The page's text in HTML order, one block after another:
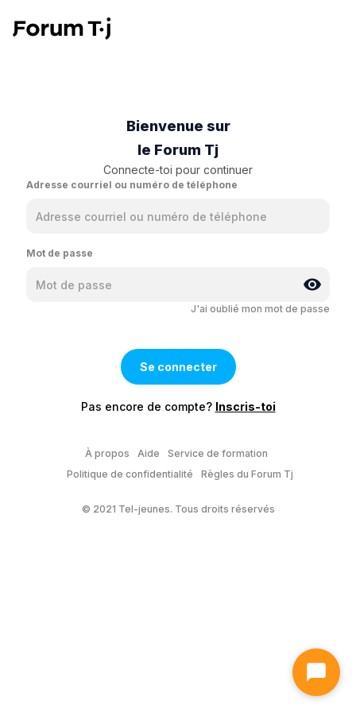
Bienvenue sur
le Forum Tj
Connecte-toi pour continuer
Adresse courriel ou numéro de téléphone
Mot de passe
J'ai oublié mon mot de passe
Pas encore de compte? Inscris-toi
À propos Aide
Service de formation
Politique de confidentialité
Règles du Forum Tj
© 2021 Tel-jeunes. Tous droits réservés